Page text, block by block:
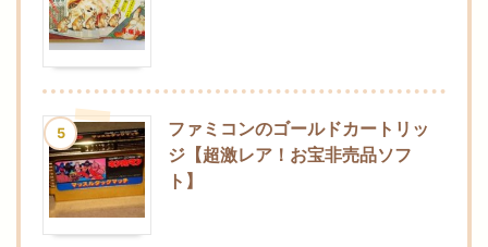
5
ファミコンのゴールドカートリッ
ジ【超激レア！お宝非売品ソフ
ト】